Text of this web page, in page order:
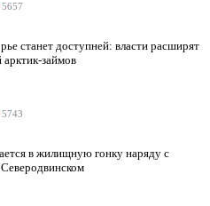
5657
станет доступней: власти расширят
арктик-займов
5743
в жилищную гонку наряду с